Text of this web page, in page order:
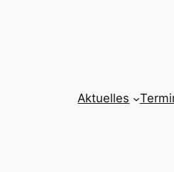
Aktuelles